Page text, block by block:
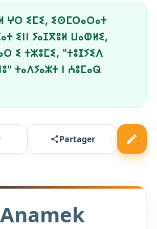
ⵖⵔ ⵉⵎⵉ, ⵉⵙⵎⵔⴰⵔⴰⵜ
ⵉⵏⵏ ⵢⴰⵊⴳⵓⵍ ⵡⴰⵀⵍⵉ,
ⵉ ⵜⵣⵓⵎⵉ, "ⵜⵓⵊⵢⵉⴷ
ⵜⴰⴷⵢⴰⵣⵜ ⵏ ⵄⵓⵎⴰⵕ
Partager
Anamek